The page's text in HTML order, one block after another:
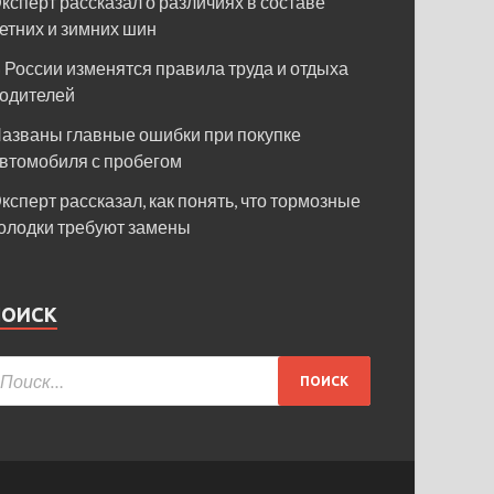
и зимних шин
России изменятся правила труда и отдыха
главные ошибки при покупке
с пробегом
рассказал, как понять, что тормозные
требуют замены